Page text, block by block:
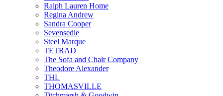
Ralph Lauren Home
Regina Andrew
Sandra Cooper
Sevensedie
Steel Marque
TETRAD
The Sofa and Chair Company
Theodore Alexander
THL
THOMASVILLE